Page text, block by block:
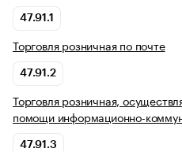
47.91.1
Торговля розничная по почте
47.91.2
Торговля розничная,
помощи информационно-
47.91.3